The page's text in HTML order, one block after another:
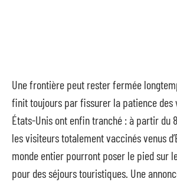
Une frontière peut rester fermée
finit toujours par fissurer la patience des
États-Unis ont enfin tranché : à partir du
les visiteurs totalement vaccinés venus
monde entier pourront poser le pied sur
pour des séjours touristiques. Une